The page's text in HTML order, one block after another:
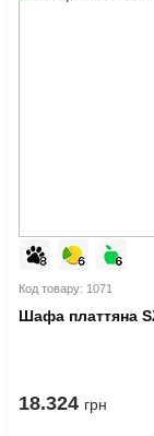
Код товару: 1071
Шафа платтяна
18.324 грн